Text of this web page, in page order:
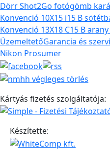
Dörr Shot2Go fotógömb
Konvenció 10X15 i15 B
Konvenció 13X18 C15 B
ÜzemeltetőGarancia és
Nikon Prosumer
Kártyás fizetés szolgáltatója:
Készítette: